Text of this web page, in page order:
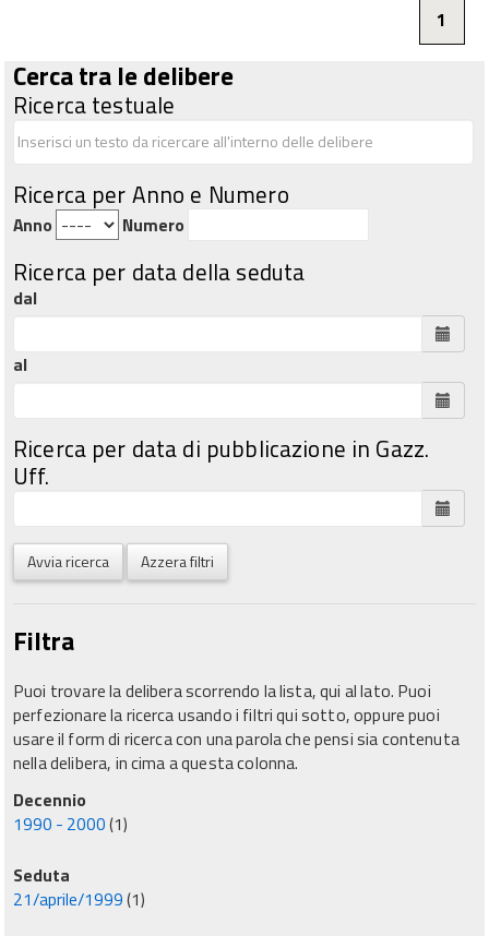
1
Cerca tra le delibere
Ricerca testuale
Ricerca per Anno e Numero
Anno Numero
Ricerca per data della seduta
dal
al
Ricerca per data di pubblicazione in Gazz.
Uff.
Avvia ricerca Azzera filtri
Filtra
Puoi trovare la delibera scorrendo la lista, qui al lato. Puoi
perfezionare la ricerca usando i filtri qui sotto, oppure puoi
usare il form di ricerca con una parola che pensi sia contenuta
nella delibera, in cima a questa colonna.
Decennio
1990 - 2000(1)
Seduta
21/aprile/1999(1)